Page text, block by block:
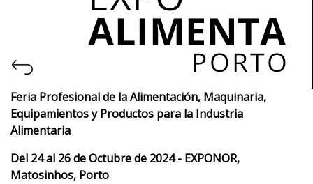
Feria Profesional de la Alimentación, Maquinaria,
Equipamientos y Productos para la Industria
Alimentaria
Del 24 al 26 de Octubre de 2024 - EXPONOR,
Matosinhos, Porto